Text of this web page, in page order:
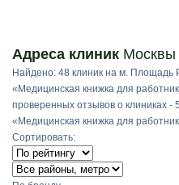
Адреса клиник Москвы
Найдено: 48 клиник на м. Площадь
«Медицинская книжка для
проверенных отзывов о клиниках -
«Медицинская книжка для
Сортировать: